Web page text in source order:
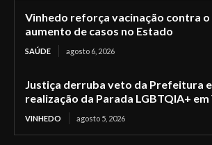
Vinhedo reforça vacinação contra
aumento de casos no Estado
SAÚDE agosto 6, 2026
Justiça derruba veto da Prefeitura
realização da Parada LGBTQIA+
VINHEDO agosto 5, 2026